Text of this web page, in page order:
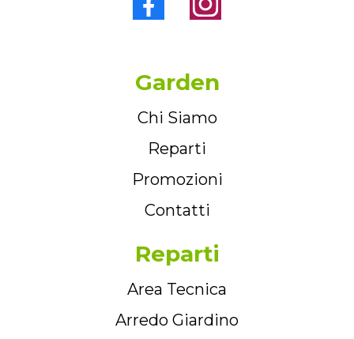
Garden
Chi Siamo
Reparti
Promozioni
Contatti
Reparti
Area Tecnica
Arredo Giardino